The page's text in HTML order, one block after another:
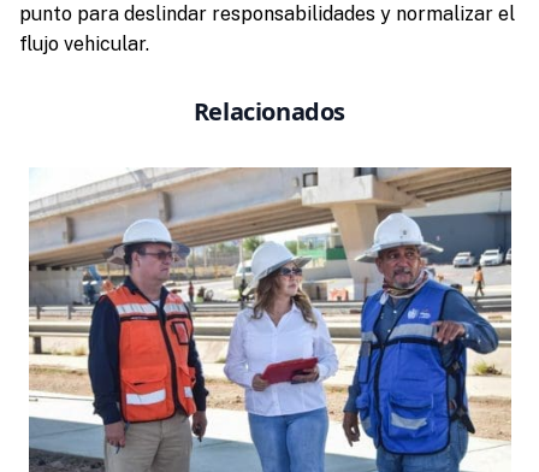
punto para deslindar responsabilidades y normalizar el
flujo vehicular.
Relacionados